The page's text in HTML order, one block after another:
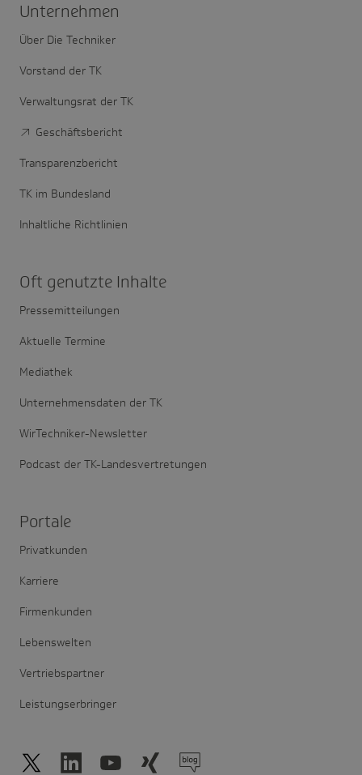
Unter­nehmen
Über Die Techniker
Vorstand der TK
Verwaltungsrat der TK
Geschäftsbericht
Transparenzbericht
TK im Bundesland
Inhaltliche Richtlinien
Oft genutzte Inhalte
Pressemitteilungen
Aktuelle Termine
Mediathek
Unternehmensdaten der TK
WirTechniker-Newsletter
Podcast der TK-Landesvertretungen
Portale
Privatkunden
Karriere
Firmenkunden
Lebenswelten
Vertriebspartner
Leistungserbringer